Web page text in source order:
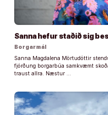
Sanna hefur staðið sig
Borgarmál
Sanna Magdalena Mörtudóttir
fjórðung borgarbúa samkvæmt
traust allra. Næstur …